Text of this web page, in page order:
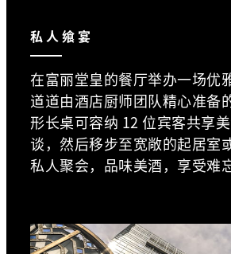
私人飨宴
在富丽堂皇的餐厅举办一场优
道道由酒店厨师团队精心准备
形长桌可容纳 12 位宾客共享
谈，然后移步至宽敞的起居室
私人聚会，品味美酒，享受难